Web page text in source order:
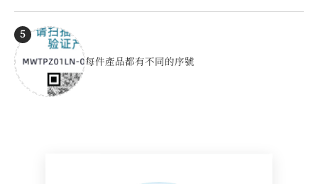
5
每件產品都有不同的序號